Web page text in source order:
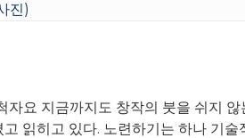
진)
요 지금까지도 창작의 붓을 쉬지 않
읽히고 있다. 노련하기는 하나 기술